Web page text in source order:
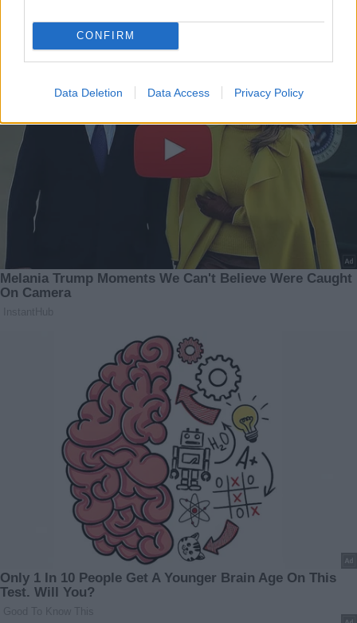
CONFIRM
Data Deletion Data Access Privacy Policy